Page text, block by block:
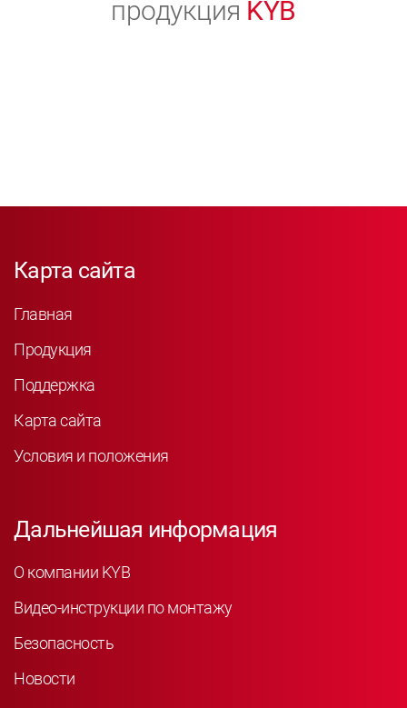
продукция KYB
Карта сайта
Главная
Продукция
Поддержка
Карта сайта
Условия и положения
Дальнейшая информация
О компании KYB
Видео-инструкции по монтажу
Безопасность
Новости